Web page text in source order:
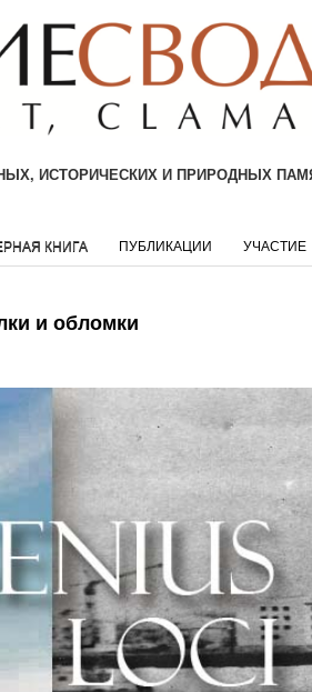
ИСТОРИЧЕСКИХ И ПРИРОДНЫХ
КНИГА ПУБЛИКАЦИИ УЧАСТИЕ
и обломки